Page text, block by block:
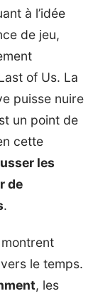
à l’idée
de jeu,
of Us. La
puisse nuire
un point de
cette
les
de
.
le temps.
, les